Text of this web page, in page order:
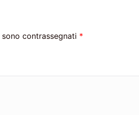
contrassegnati *